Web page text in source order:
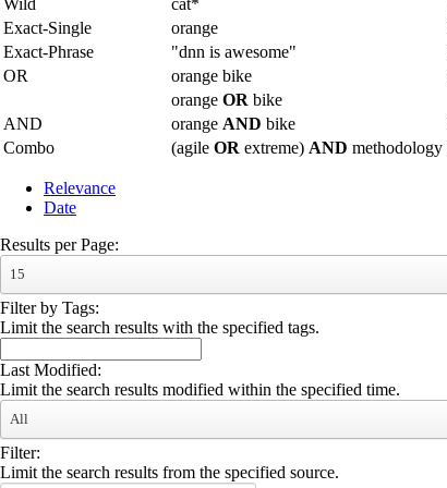
Wild
cat*
Exact-Single
orange
Exact-Phrase
"dnn is awesome"
OR
orange bike
orange OR bike
AND
orange AND bike
Combo
(agile OR extreme) AND methodology
Relevance
Date
Results per Page:
15
Filter by Tags:
Limit the search results with the specified tags.
Last Modified:
Limit the search results modified within the specified time.
All
Filter:
Limit the search results from the specified source.